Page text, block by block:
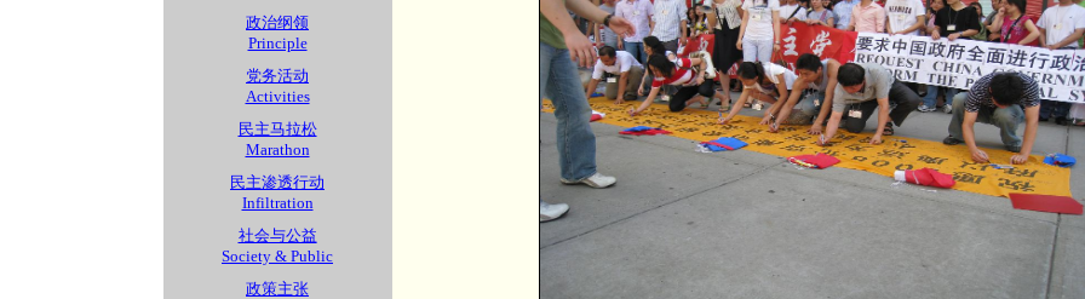
政治纲领
Principle
党务活动
Activities
民主马拉松
Marathon
民主渗透行动
Infiltration
社会与公益
Society & Public
政策主张